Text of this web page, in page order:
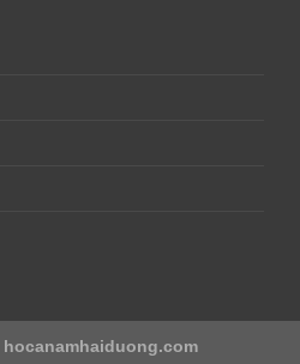
hocanamhaiduong.com